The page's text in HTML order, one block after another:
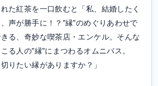
た紅茶を一口飲むと「私、結婚したく
声が勝手に！？”縁”のめぐりあわせで
る、奇妙な喫茶店・エンケル。そんな
る人の”縁”にまつわるオムニバス。
りたい縁がありますか？」